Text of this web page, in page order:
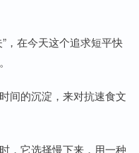
，在今天这个追求短平快
间的沉淀，来对抗速食文
，它选择慢下来，用一种